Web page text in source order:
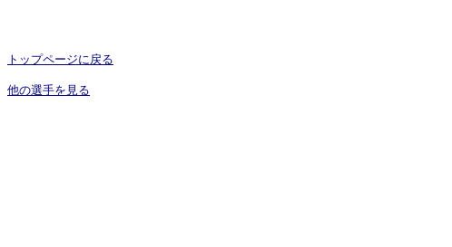
トップページに戻る
他の選手を見る